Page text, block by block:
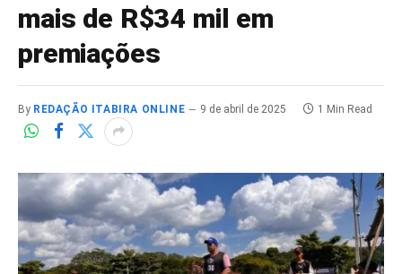
mais de R$34 mil em
premiações
By REDAÇÃO ITABIRA ONLINE 9 de abril de 2025 1 Min Read